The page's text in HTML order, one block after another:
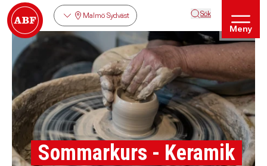
Malmö Sydväst Sök
Meny
Sommarkurs - Keramik